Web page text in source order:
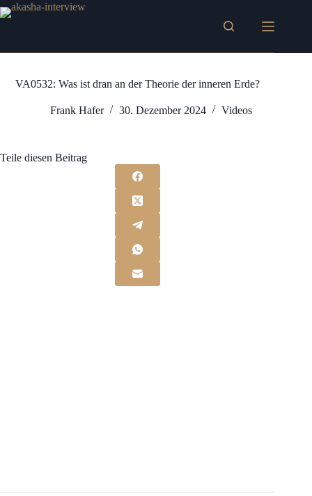
Zum
Inhalt
VA0532: Was ist dran an der Theorie der inneren Erde?
Frank Hafer 30. Dezember 2024 Videos
Teile diesen Beitrag